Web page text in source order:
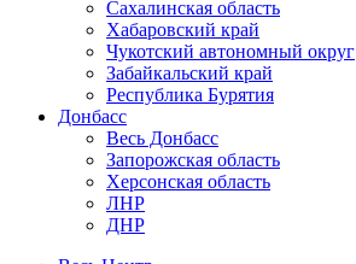
Сахалинская область
Хабаровский край
Чукотский автономный округ
Забайкальский край
Республика Бурятия
Донбасс
Весь Донбасс
Запорожская область
Херсонская область
ЛНР
ДНР